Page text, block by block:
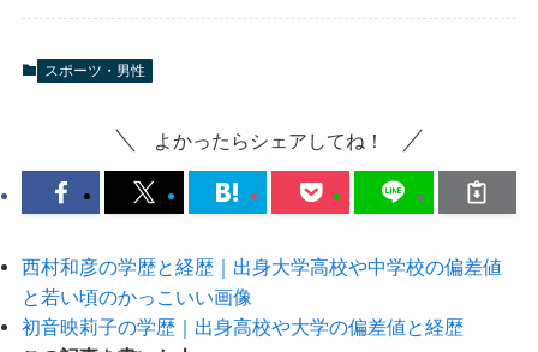
スポーツ・男性
よかったらシェアしてね！
西村和彦の学歴と経歴｜出身大学高校や中学校の偏差値
と若い頃のかっこいい画像
初音映莉子の学歴｜出身高校や大学の偏差値と経歴